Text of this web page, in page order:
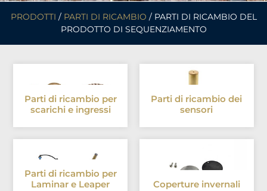
PRODOTTI / PARTI DI RICAMBIO / PARTI DI RICAMBIO DEL
PRODOTTO DI SEQUENZIAMENTO
Parti di ricambio per
scarichi e ingressi
Parti di ricambio dei
sensori
Parti di ricambio per
Laminar e Leaper
Coperture invernali